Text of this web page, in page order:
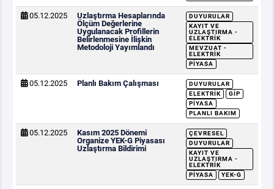
05.12.2025
Uzlaştırma Hesaplarında
Ölçüm Değerlerine
Uygulanacak Profillerin
Belirlenmesine İlişkin
Metodoloji Yayımlandı
DUYURULAR
KAYIT VE
UZLAŞTIRMA -
ELEKTRIK
MEVZUAT -
ELEKTRIK
PIYASA
05.12.2025 Planlı Bakım Çalışması
DUYURULAR
ELEKTRIK
GİP
PIYASA
PLANLI BAKIM
05.12.2025
Kasım 2025 Dönemi
Organize YEK-G Piyasası
Uzlaştırma Bildirimi
ÇEVRESEL
DUYURULAR
KAYIT VE
UZLAŞTIRMA -
ELEKTRIK
PIYASA
YEK-G